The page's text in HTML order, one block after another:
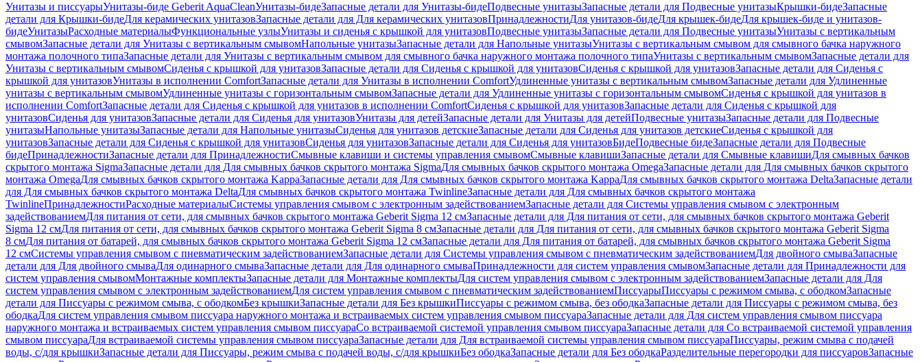
Унитазы и писсуарыУнитазы-биде Geberit AquaCleanУнитазы-бидеЗапасные детали для Унитазы-бидеПодвесные унитазыЗапасные детали для Подвесные унитазыКрышки-бидеЗапасные
детали для Крышки-бидеДля керамических унитазовЗапасные детали для Для керамических унитазовПринадлежностиДля унитазов-бидеДля крышек-бидеДля крышек-биде и унитазов-
бидеУнитазыРасходные материалыФункциональные узлыУнитазы и сиденья с крышкой для унитазовПодвесные унитазыЗапасные детали для Подвесные унитазыУнитазы с вертикальным
смывомЗапасные детали для Унитазы с вертикальным смывомНапольные унитазыЗапасные детали для Напольные унитазыУнитазы с вертикальным смывом для смывного бачка наружного
монтажа полочного типаЗапасные детали для Унитазы с вертикальным смывом для смывного бачка наружного монтажа полочного типаУнитазы с вертикальным смывомЗапасные детали для
Унитазы с вертикальным смывомСиденья с крышкой для унитазовЗапасные детали для Сиденья с крышкой для унитазовСиденья с крышкой для унитазовЗапасные детали для Сиденья с
крышкой для унитазовУнитазы в исполнении ComfortЗапасные детали для Унитазы в исполнении ComfortУдлиненные унитазы с вертикальным смывомЗапасные детали для Удлиненные
унитазы с вертикальным смывомУдлиненные унитазы с горизонтальным смывомЗапасные детали для Удлиненные унитазы с горизонтальным смывомСиденья с крышкой для унитазов в
исполнении ComfortЗапасные детали для Сиденья с крышкой для унитазов в исполнении ComfortСиденья с крышкой для унитазовЗапасные детали для Сиденья с крышкой для
унитазовСиденья для унитазовЗапасные детали для Сиденья для унитазовУнитазы для детейЗапасные детали для Унитазы для детейПодвесные унитазыЗапасные детали для Подвесные
унитазыНапольные унитазыЗапасные детали для Напольные унитазыСиденья для унитазов детскиеЗапасные детали для Сиденья для унитазов детскиеСиденья с крышкой для
унитазовЗапасные детали для Сиденья с крышкой для унитазовСиденья для унитазовЗапасные детали для Сиденья для унитазовБидеПодвесные бидеЗапасные детали для Подвесные
бидеПринадлежностиЗапасные детали для ПринадлежностиСмывные клавиши и системы управления смывомСмывные клавишиЗапасные детали для Смывные клавишиДля смывных бачков
скрытого монтажа SigmaЗапасные детали для Для смывных бачков скрытого монтажа SigmaДля смывных бачков скрытого монтажа OmegaЗапасные детали для Для смывных бачков скрытого
монтажа OmegaДля смывных бачков скрытого монтажа KappaЗапасные детали для Для смывных бачков скрытого монтажа KappaДля смывных бачков скрытого монтажа DeltaЗапасные детали
для Для смывных бачков скрытого монтажа DeltaДля смывных бачков скрытого монтажа TwinlineЗапасные детали для Для смывных бачков скрытого монтажа
TwinlineПринадлежностиРасходные материалыСистемы управления смывом с электронным задействованиемЗапасные детали для Системы управления смывом с электронным
задействованиемДля питания от сети, для смывных бачков скрытого монтажа Geberit Sigma 12 смЗапасные детали для Для питания от сети, для смывных бачков скрытого монтажа Geberit
Sigma 12 смДля питания от сети, для смывных бачков скрытого монтажа Geberit Sigma 8 смЗапасные детали для Для питания от сети, для смывных бачков скрытого монтажа Geberit Sigma
8 смДля питания от батарей, для смывных бачков скрытого монтажа Geberit Sigma 12 смЗапасные детали для Для питания от батарей, для смывных бачков скрытого монтажа Geberit Sigma
12 смСистемы управления смывом с пневматическим задействованиемЗапасные детали для Системы управления смывом с пневматическим задействованиемДля двойного смываЗапасные
детали для Для двойного смываДля одинарного смываЗапасные детали для Для одинарного смываПринадлежности для систем управления смывомЗапасные детали для Принадлежности для
систем управления смывомМонтажные комплектыЗапасные детали для Монтажные комплектыДля систем управления смывом с электронным задействованиемЗапасные детали для Для
систем управления смывом с электронным задействованиемДля систем управления смывом с пневматическим задействованиемПиссуарыПиссуары с режимом смыва, с ободкомЗапасные
детали для Писсуары с режимом смыва, с ободкомБез крышкиЗапасные детали для Без крышкиПиссуары с режимом смыва, без ободкаЗапасные детали для Писсуары с режимом смыва, без
ободкаДля систем управления смывом писсуара наружного монтажа и встраиваемых систем управления смывом писсуараЗапасные детали для Для систем управления смывом писсуара
наружного монтажа и встраиваемых систем управления смывом писсуараСо встраиваемой системой управления смывом писсуараЗапасные детали для Со встраиваемой системой управления
смывом писсуараДля встраиваемой системы управления смывом писсуараЗапасные детали для Для встраиваемой системы управления смывом писсуараПиссуары, режим смыва с подачей
воды, с/для крышкиЗапасные детали для Писсуары, режим смыва с подачей воды, с/для крышкиБез ободкаЗапасные детали для Без ободкаРазделительные перегородки для писсуаровЗапасные